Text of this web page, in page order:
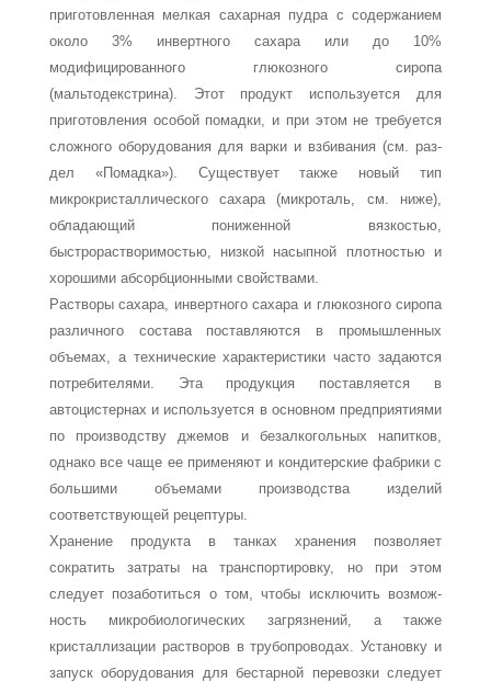
приготовленная мелкая сахарная пудра с содержанием
около 3% инвертного сахара или до 10%
модифицированного глюкозного сиропа
(мальтодекстрина). Этот продукт используется для
приготовления особой помад­ки, и при этом не требуется
сложного оборудования для варки и взбивания (см. раз­
дел «Помадка»). Существует также новый тип
микрокристаллического сахара (микроталь, см. ниже),
обладающий пониженной вязкостью,
быстрорастворимостью, низкой насыпной плотностью и
хорошими абсорбционными свойствами.
Растворы сахара, инвертного сахара и глюкозного сиропа
различного состава поставляются в промышленных
объемах, а технические характеристики часто зада­ются
потребителями. Эта продукция поставляется в
автоцистернах и используется в основном предприятиями
по производству джемов и безалкогольных напитков,
однако все чаще ее применяют и кондитерские фабрики с
большими объемами про­изводства изделий
соответствующей рецептуры.
Хранение продукта в танках хранения позволяет
сократить затраты на транс­портировку, но при этом
следует позаботиться о том, чтобы исключить возмож­
ность микробиологических загрязнений, а также
кристаллизации растворов в тру­бопроводах. Установку и
запуск оборудования для бестарной перевозки следует